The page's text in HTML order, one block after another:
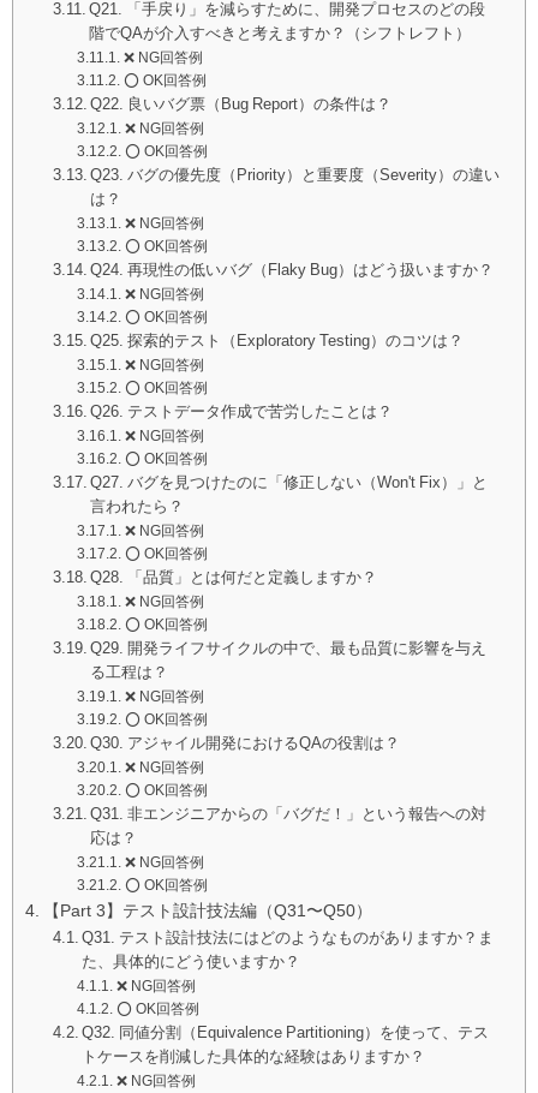
Q21. 「手戻り」を減らすために、開発プロセスのどの段
階でQAが介入すべきと考えますか？（シフトレフト）
❌ NG回答例
⭕️ OK回答例
Q22. 良いバグ票（Bug Report）の条件は？
❌ NG回答例
⭕️ OK回答例
Q23. バグの優先度（Priority）と重要度（Severity）の違い
は？
❌ NG回答例
⭕️ OK回答例
Q24. 再現性の低いバグ（Flaky Bug）はどう扱いますか？
❌ NG回答例
⭕️ OK回答例
Q25. 探索的テスト（Exploratory Testing）のコツは？
❌ NG回答例
⭕️ OK回答例
Q26. テストデータ作成で苦労したことは？
❌ NG回答例
⭕️ OK回答例
Q27. バグを見つけたのに「修正しない（Won't Fix）」と
言われたら？
❌ NG回答例
⭕️ OK回答例
Q28. 「品質」とは何だと定義しますか？
❌ NG回答例
⭕️ OK回答例
Q29. 開発ライフサイクルの中で、最も品質に影響を与え
る工程は？
❌ NG回答例
⭕️ OK回答例
Q30. アジャイル開発におけるQAの役割は？
❌ NG回答例
⭕️ OK回答例
Q31. 非エンジニアからの「バグだ！」という報告への対
応は？
❌ NG回答例
⭕️ OK回答例
【Part 3】テスト設計技法編（Q31〜Q50）
Q31. テスト設計技法にはどのようなものがありますか？ま
た、具体的にどう使いますか？
❌ NG回答例
⭕️ OK回答例
Q32. 同値分割（Equivalence Partitioning）を使って、テス
トケースを削減した具体的な経験はありますか？
❌ NG回答例